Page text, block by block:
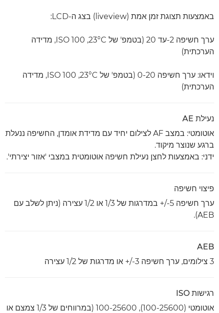
באמצעות תצוגת זמן אמת (liveview) בצג ה-LCD:
ערך חשיפה ‎-2‏עד 20 (בטמפ' של ‎23°C,‏ ISO 100, מדידה
הערכתית)
וידאו: ערך חשיפה ‎0-20 (בטמפ' של ‎23°C,‏ ISO 100, מדידה
הערכתית)
נעילת AE
אוטומטי: במצב AF לצילום יחיד עם מדידת אומדן, החשיפה ננעלת
ברגע שנוצר מיקוד.
ידני: באמצעות לחצן נעילת חשיפה אוטומטית במצבי 'אזור יצירתי'.
פיצוי חשיפה
ערך חשיפה ‎+/-5 במדרגות של 1/3 או 1/2 עצירה (ניתן לשלב עם
AEB).
AEB
3 צילומים, ערך חשיפה ‎+/-3 או מדרגות של 1/2 עצירה
רגישות ISO
אוטומטי (100-25600), 100-25600 (במרווחים של 1/3 צמצם או